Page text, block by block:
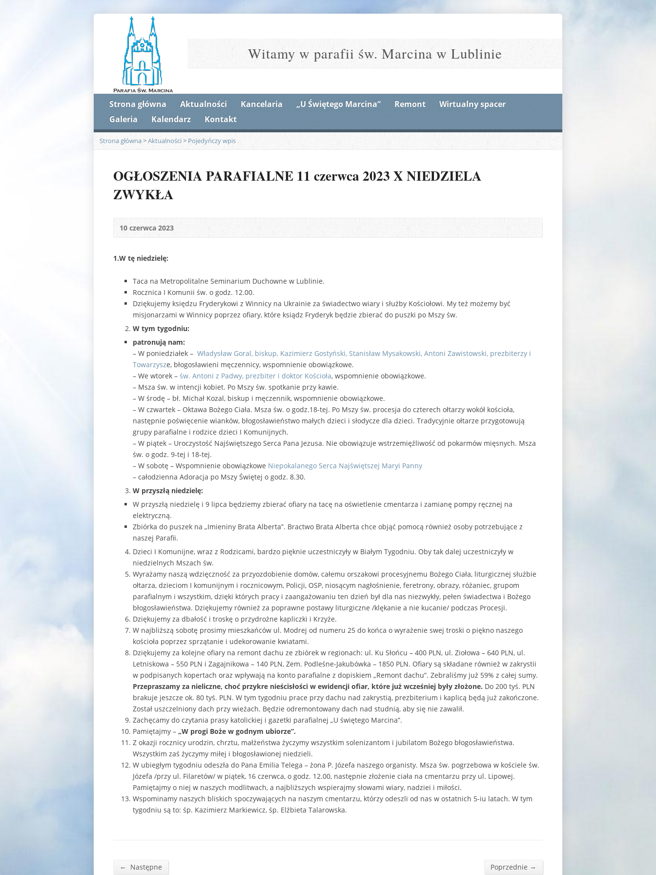
Witamy w parafii św. Marcina w Lublinie
Strona główna Aktualności Kancelaria „U Świętego Marcina” Remont
Wirtualny spacer
Galeria
Kalendarz Kontakt
Strona główna>Aktualności>Pojedyńczy wpis
OGŁOSZENIA PARAFIALNE 11 czerwca 2023 X NIEDZIELA
ZWYKŁA
10 czerwca 2023
1.W tę niedzielę:
Taca na Metropolitalne Seminarium Duchowne w Lublinie.
Rocznica I Komunii św. o godz. 12.00.
Dziękujemy księdzu Fryderykowi z Winnicy na Ukrainie za świadectwo wiary i służby Kościołowi. My też możemy być
misjonarzami w Winnicy poprzez ofiary, które ksiądz Fryderyk będzie zbierać do puszki po Mszy św.
W tym tygodniu:
patronują nam:
– W poniedziałek – Władysław Goral, biskup, Kazimierz Gostyński, Stanisław Mysakowski, Antoni Zawistowski, prezbiterzy i
Towarzysze, błogosławieni męczennicy, wspomnienie obowiązkowe.
– We wtorek – św. Antoni z Padwy, prezbiter i doktor Kościoła, wspomnienie obowiązkowe.
– Msza św. w intencji kobiet. Po Mszy św. spotkanie przy kawie.
– W środę – bł. Michał Kozal, biskup i męczennik, wspomnienie obowiązkowe.
– W czwartek – Oktawa Bożego Ciała. Msza św. o godz.18-tej. Po Mszy św. procesja do czterech ołtarzy wokół kościoła,
następnie poświęcenie wianków, błogosławieństwo małych dzieci i słodycze dla dzieci. Tradycyjnie ołtarze przygotowują
grupy parafialne i rodzice dzieci I Komunijnych.
– W piątek – Uroczystość Najświętszego Serca Pana Jezusa. Nie obowiązuje wstrzemięźliwość od pokarmów mięsnych. Msza
św. o godz. 9-tej i 18-tej.
– W sobotę – Wspomnienie obowiązkowe Niepokalanego Serca Najświętszej Maryi Panny
– całodzienna Adoracja po Mszy Świętej o godz. 8.30.
W przyszłą niedzielę:
W przyszłą niedzielę i 9 lipca będziemy zbierać ofiary na tacę na oświetlenie cmentarza i zamianę pompy ręcznej na
elektryczną.
Zbiórka do puszek na „Imieniny Brata Alberta”. Bractwo Brata Alberta chce objąć pomocą również osoby potrzebujące z
naszej Parafii.
Dzieci I Komunijne, wraz z Rodzicami, bardzo pięknie uczestniczyły w Białym Tygodniu. Oby tak dalej uczestniczyły w
niedzielnych Mszach św.
Wyrażamy naszą wdzięczność za przyozdobienie domów, całemu orszakowi procesyjnemu Bożego Ciała, liturgicznej służbie
ołtarza, dzieciom I komunijnym i rocznicowym, Policji, OSP, niosącym nagłośnienie, feretrony, obrazy, różaniec, grupom
parafialnym i wszystkim, dzięki których pracy i zaangażowaniu ten dzień był dla nas niezwykły, pełen świadectwa i Bożego
błogosławieństwa. Dziękujemy również za poprawne postawy liturgiczne /klękanie a nie kucanie/ podczas Procesji.
Dziękujemy za dbałość i troskę o przydrożne kapliczki i Krzyże.
W najbliższą sobotę prosimy mieszkańców ul. Modrej od numeru 25 do końca o wyrażenie swej troski o piękno naszego
kościoła poprzez sprzątanie i udekorowanie kwiatami.
Dziękujemy za kolejne ofiary na remont dachu ze zbiórek w regionach: ul. Ku Słońcu – 400 PLN, ul. Ziołowa – 640 PLN, ul.
Letniskowa – 550 PLN i Zagajnikowa – 140 PLN, Zem. Podleśne-Jakubówka – 1850 PLN. Ofiary są składane również w zakrystii
w podpisanych kopertach oraz wpływają na konto parafialne z dopiskiem „Remont dachu”. Zebraliśmy już 59% z całej sumy.
Przepraszamy za nieliczne, choć przykre nieścisłości w ewidencji ofiar, które już wcześniej były złożone. Do 200 tyś. PLN
brakuje jeszcze ok. 80 tyś. PLN. W tym tygodniu prace przy dachu nad zakrystią, prezbiterium i kaplicą będą już zakończone.
Został uszczelniony dach przy wieżach. Będzie odremontowany dach nad studnią, aby się nie zawalił.
Zachęcamy do czytania prasy katolickiej i gazetki parafialnej „U świętego Marcina”.
Pamiętajmy – „W progi Boże w godnym ubiorze”.
Z okazji rocznicy urodzin, chrztu, małżeństwa życzymy wszystkim solenizantom i jubilatom Bożego błogosławieństwa.
Wszystkim zaś życzymy miłej i błogosławionej niedzieli.
W ubiegłym tygodniu odeszła do Pana Emilia Telega – żona P. Józefa naszego organisty. Msza św. pogrzebowa w kościele św.
Józefa /przy ul. Filaretów/ w piątek, 16 czerwca, o godz. 12.00, następnie złożenie ciała na cmentarzu przy ul. Lipowej.
Pamiętajmy o niej w naszych modlitwach, a najbliższych wspierajmy słowami wiary, nadziei i miłości.
Wspominamy naszych bliskich spoczywających na naszym cmentarzu, którzy odeszli od nas w ostatnich 5-iu latach. W tym
tygodniu są to: śp. Kazimierz Markiewicz, śp. Elżbieta Talarowska.
← Następne Poprzednie →